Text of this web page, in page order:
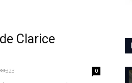
Clarice
323 0